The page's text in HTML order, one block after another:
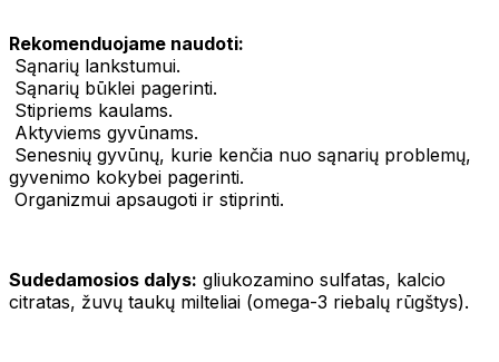
Rekomenduojame naudoti:
Sąnarių lankstumui.
Sąnarių būklei pagerinti.
Stipriems kaulams.
Aktyviems gyvūnams.
Senesnių gyvūnų, kurie kenčia nuo sąnarių problemų,
gyvenimo kokybei pagerinti.
Organizmui apsaugoti ir stiprinti.
Sudedamosios dalys: gliukozamino sulfatas, kalcio
citratas, žuvų taukų milteliai (omega-3 riebalų rūgštys).